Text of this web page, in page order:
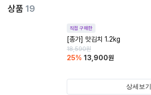
상품 19
직접 구매한
[종가] 맛김치 1.2kg
18,590원
25% 13,900원
상세보기